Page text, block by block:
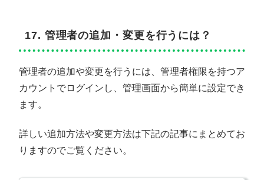
17. 管理者の追加・変更を行うには？
管理者の追加や変更を行うには、管理者権限を持つア
カウントでログインし、管理画面から簡単に設定でき
ます。
詳しい追加方法や変更方法は下記の記事にまとめてお
りますのでご覧ください。